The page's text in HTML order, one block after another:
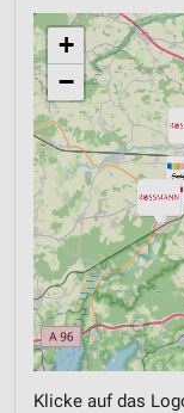
+
−
Klicke auf das